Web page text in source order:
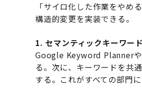
「サイロ化した作業をやめ
構造的変更を実装できる。
1. セマンティックキーワー
Google Keyword Plannerや
る。次に、キーワードを共
する。これがすべての部門